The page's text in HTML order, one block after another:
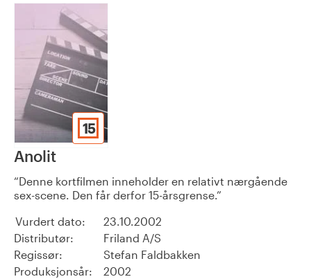
15
Anolit
Denne kortfilmen inneholder en relativt nærgående
sex-scene. Den får derfor 15-årsgrense.
Vurdert dato:
23.10.2002
Distributør:
Friland A/S
Regissør:
Stefan Faldbakken
Produksjonsår:
2002